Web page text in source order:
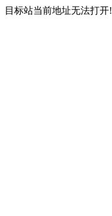
目标站当前地址无法打开!